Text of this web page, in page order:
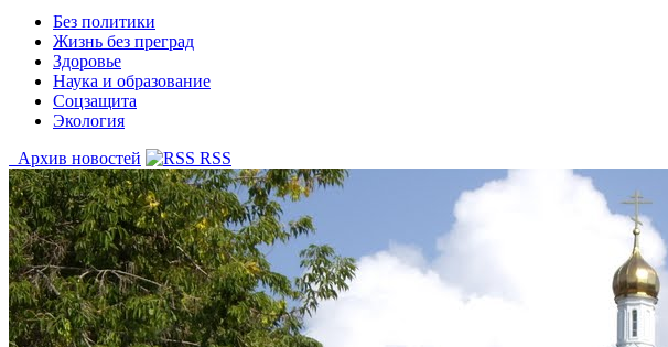
Без политики
Жизнь без преград
Здоровье
Наука и образование
Соцзащита
Экология
Архив новостей
RSS